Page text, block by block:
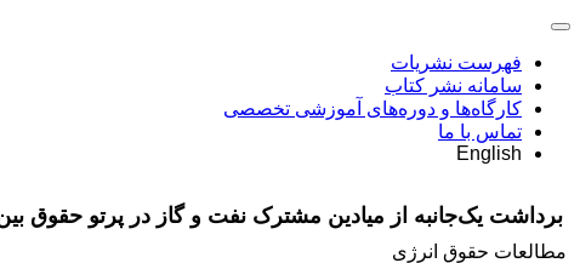
فهرست نشریات
سامانه نشر کتاب
کارگاه‌ها و دوره‌های آموزشی تخصصی
تماس با ما
English
برداشت یک‌جانبه از میادین مشترک نفت و گاز در پرتو حقوق
مطالعات حقوق انرژی